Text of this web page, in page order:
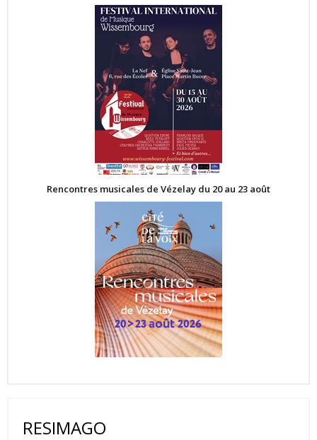
Rencontres musicales de Vézelay du 20 au 23 août
RESIMAGO